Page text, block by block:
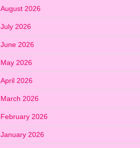
August 2026
July 2026
June 2026
May 2026
April 2026
March 2026
February 2026
January 2026